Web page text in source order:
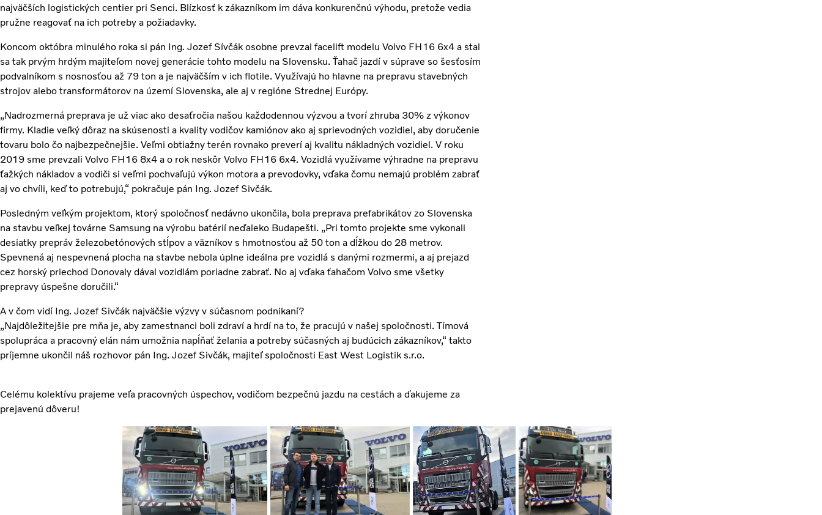
najväčších logistických centier pri Senci. Blízkosť k zákazníkom im dáva konkurenčnú výhodu, pretože vedia
pružne reagovať na ich potreby a požiadavky.
Koncom októbra minulého roka si pán Ing. Jozef Sívčák osobne prevzal facelift modelu Volvo FH16 6x4 a stal
sa tak prvým hrdým majiteľom novej generácie tohto modelu na Slovensku. Ťahač jazdí v súprave so šesťosím
podvalníkom s nosnosťou až 79 ton a je najväčším v ich flotile. Využívajú ho hlavne na prepravu stavebných
strojov alebo transformátorov na území Slovenska, ale aj v regióne Strednej Európy.
„Nadrozmerná preprava je už viac ako desaťročia našou každodennou výzvou a tvorí zhruba 30% z výkonov
firmy. Kladie veľký dôraz na skúsenosti a kvality vodičov kamiónov ako aj sprievodných vozidiel, aby doručenie
tovaru bolo čo najbezpečnejšie. Veľmi obtiažny terén rovnako preverí aj kvalitu nákladných vozidiel. V roku
2019 sme prevzali Volvo FH16 8x4 a o rok neskôr Volvo FH16 6x4. Vozidlá využívame výhradne na prepravu
ťažkých nákladov a vodiči si veľmi pochvaľujú výkon motora a prevodovky, vďaka čomu nemajú problém zabrať
aj vo chvíli, keď to potrebujú,“ pokračuje pán Ing. Jozef Sivčák.
Posledným veľkým projektom, ktorý spoločnosť nedávno ukončila, bola preprava prefabrikátov zo Slovenska
na stavbu veľkej továrne Samsung na výrobu batérií neďaleko Budapešti. „Pri tomto projekte sme vykonali
desiatky prepráv železobetónových stĺpov a väzníkov s hmotnosťou až 50 ton a dĺžkou do 28 metrov.
Spevnená aj nespevnená plocha na stavbe nebola úplne ideálna pre vozidlá s danými rozmermi, a aj prejazd
cez horský priechod Donovaly dával vozidlám poriadne zabrať. No aj vďaka ťahačom Volvo sme všetky
prepravy úspešne doručili.“
A v čom vidí Ing. Jozef Sivčák najväčšie výzvy v súčasnom podnikaní?
„Najdôležitejšie pre mňa je, aby zamestnanci boli zdraví a hrdí na to, že pracujú v našej spoločnosti. Tímová
spolupráca a pracovný elán nám umožnia napĺňať želania a potreby súčasných aj budúcich zákazníkov,“ takto
príjemne ukončil náš rozhovor pán Ing. Jozef Sivčák, majiteľ spoločnosti East West Logistik s.r.o.
Celému kolektívu prajeme veľa pracovných úspechov, vodičom bezpečnú jazdu na cestách a ďakujeme za
prejavenú dôveru!